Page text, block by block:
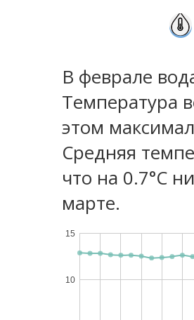
В феврале
Температура
этом
Средняя
что на 0.7°C
марте.
10
15